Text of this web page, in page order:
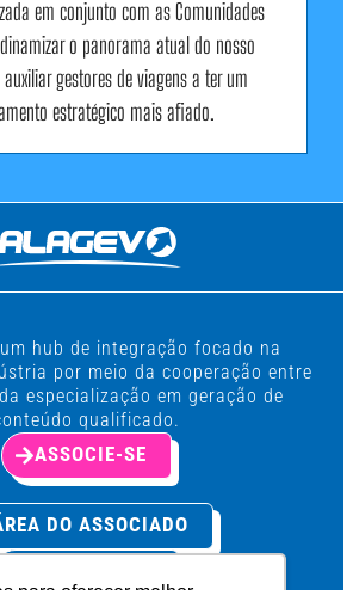
em conjunto com as Comunidades
dinamizar o panorama atual do nosso
gestores de viagens a ter um
estratégico mais afiado.
um hub de integração focado na
por meio da cooperação entre
especialização em geração de
qualificado.
ASSOCIE-SE
DO ASSOCIADO